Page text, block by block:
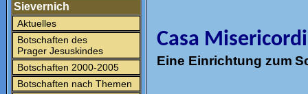
Sievernich
Aktuelles
Botschaften des
Prager Jesuskindes
Botschaften 2000-2005
Botschaften nach Themen
Casa Misericord
Eine Einrichtung zum